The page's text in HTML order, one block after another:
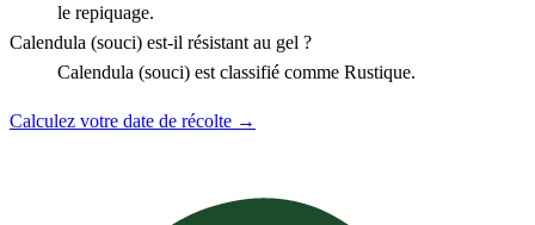
le repiquage.
Calendula (souci) est-il résistant au gel ?
Calendula (souci) est classifié comme Rustique.
Calculez votre date de récolte →